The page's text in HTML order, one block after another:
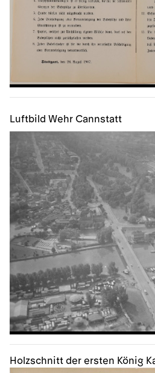
Luftbild Wehr Cannstatt
Holzschnitt der ersten König